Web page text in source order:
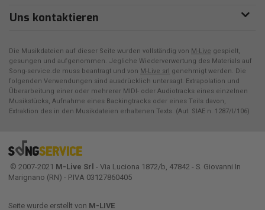
Uns kontaktieren
Die Musikdateien auf dieser Seite wurden vollständig von M-Live gespielt,
gesungen und aufgenommen. Jegliche Wiederverwertung des Materials auf
Song-service.de muss beantragt und von M-Live srl genehmigt werden. Die
folgenden Verwendungen sind ausdrücklich untersagt: Extrapolation und
Überarbeitung einer oder mehrerer MIDI- oder Audiotracks eines einzelnen
Musikstücks, Aufnahme eines Backingtracks oder eines Teils davon,
Extraktion des in den Musikdateien erhaltenen Texts. (Aut. SIAE n. 1287/I/106)
© 2007-2021 M-Live Srl - Via Luciona 1872/b, 47842 - S. Giovanni In
Marignano (RN) - P.IVA 03127860405
Seite wurde erstellt von M-LIVE